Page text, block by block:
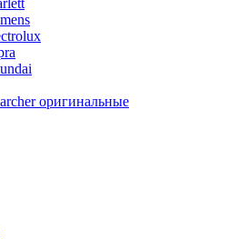
оригинальные